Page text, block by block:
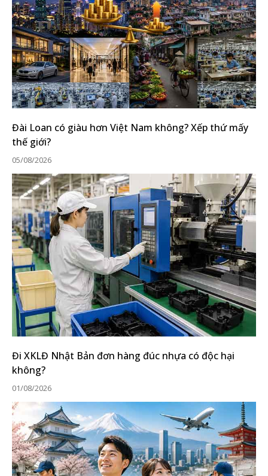
Đài Loan có giàu hơn Việt Nam không? Xếp thứ mấy
thế giới?
05/08/2026
Đi XKLĐ Nhật Bản đơn hàng đúc nhựa có độc hại
không?
01/08/2026